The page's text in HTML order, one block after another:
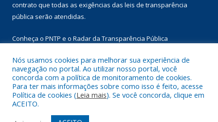
contrato que todas as exigências das leis de transparência
pública serão atendidas.
Conheça o PNTP e o Radar da Transparência Pública
Todos os direitos reservados a Prefeitura Municipal de Augusto
Corrêa.
Nós usamos cookies para melhorar sua experiência de
navegação no portal. Ao utilizar nosso portal, você
concorda com a política de monitoramento de cookies.
Para ter mais informações sobre como isso é feito, acesse
Política de cookies (Leia mais). Se você concorda, clique em
ACEITO.